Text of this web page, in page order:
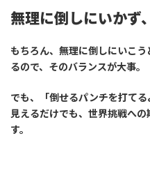
無理に倒しにいかず
もちろん、無理に倒しにいこ
るので、そのバランスが大事。
でも、「倒せるパンチを打て
見えるだけでも、世界挑戦へ
す。